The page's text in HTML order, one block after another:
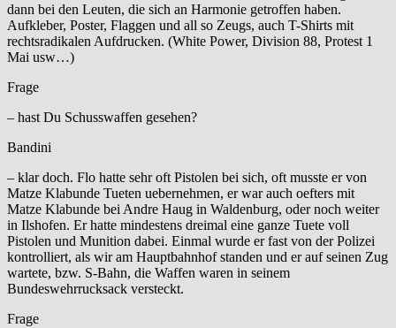
dann bei den Leuten, die sich an Harmonie getroffen haben.
Aufkleber, Poster, Flaggen und all so Zeugs, auch T-Shirts mit
rechtsradikalen Aufdrucken. (White Power, Division 88, Protest 1
Mai usw…)
Frage
– hast Du Schusswaffen gesehen?
Bandini
– klar doch. Flo hatte sehr oft Pistolen bei sich, oft musste er von
Matze Klabunde Tueten uebernehmen, er war auch oefters mit
Matze Klabunde bei Andre Haug in Waldenburg, oder noch weiter
in Ilshofen. Er hatte mindestens dreimal eine ganze Tuete voll
Pistolen und Munition dabei. Einmal wurde er fast von der Polizei
kontrolliert, als wir am Hauptbahnhof standen und er auf seinen Zug
wartete, bzw. S-Bahn, die Waffen waren in seinem
Bundeswehrrucksack versteckt.
Frage